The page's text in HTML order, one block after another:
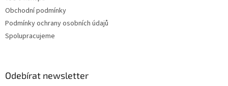
Obchodní podmínky
Podmínky ochrany osobních údajů
Spolupracujeme
Odebírat newsletter